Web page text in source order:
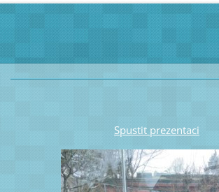
Spustit prezentaci